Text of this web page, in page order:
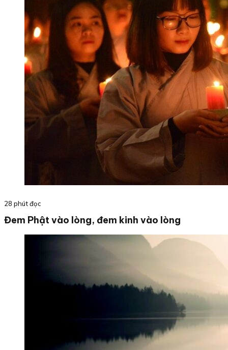
28 phút đọc
Đem Phật vào lòng, đem kinh vào lòng